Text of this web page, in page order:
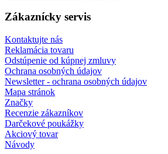
Zákaznícky servis
Kontaktujte nás
Reklamácia tovaru
Odstúpenie od kúpnej zmluvy
Ochrana osobných údajov
Newsletter - ochrana osobných údajov
Mapa stránok
Značky
Recenzie zákazníkov
Darčekové poukážky
Akciový tovar
Návody